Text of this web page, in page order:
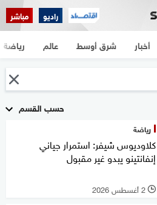
راديو مباشر
أخبار شرق أوسط عالم رياضة
حسب القسم
رياضة
كلاوديوس شيفر: استمرار جياني
إنفانتينو يبدو غير مقبول
l 2 أغسطس 2026